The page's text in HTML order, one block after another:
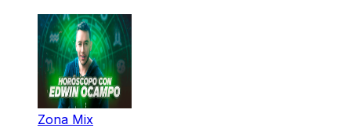
Zona Mix